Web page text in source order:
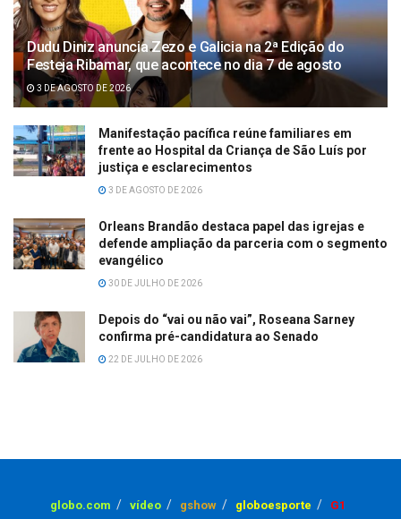
Dudu Diniz anuncia Zezo e Galicia na 2ª Edição do
Festeja Ribamar, que acontece no dia 7 de agosto
3 DE AGOSTO DE 2026
Manifestação pacífica reúne familiares em
frente ao Hospital da Criança de São Luís por
justiça e esclarecimentos
3 DE AGOSTO DE 2026
Orleans Brandão destaca papel das igrejas e
defende ampliação da parceria com o segmento
evangélico
30 DE JULHO DE 2026
Depois do “vai ou não vai”, Roseana Sarney
confirma pré-candidatura ao Senado
22 DE JULHO DE 2026
globo.com vídeo gshow globoesporte G1